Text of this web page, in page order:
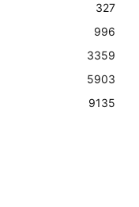
327
996
3359
5903
9135